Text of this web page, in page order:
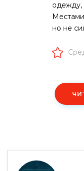
одежду,
но не